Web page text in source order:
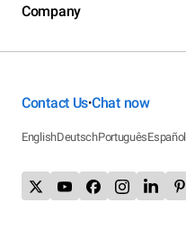
Company
Contact Us•Chat now
EnglishDeutschPortuguêsEspañol